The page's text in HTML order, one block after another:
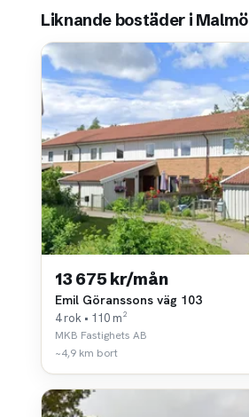
Liknande bostäder i Malmö
13 675 kr/mån
Emil Göranssons väg 103
4 rok • 110 m²
MKB Fastighets AB
~4,9 km bort